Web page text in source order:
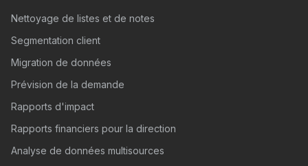
Nettoyage de listes et de notes
Segmentation client
Migration de données
Prévision de la demande
Rapports d'impact
Rapports financiers pour la direction
Analyse de données multisources